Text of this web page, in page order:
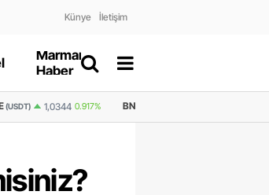
Künye İletişim
Marmaris
Haber
BNB (USDT) 594,0 1.058%